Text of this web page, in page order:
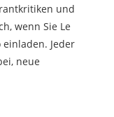
und
wenn Sie Le
Jeder
neue